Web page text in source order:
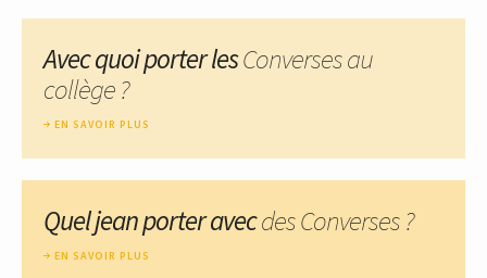
Avec quoi porter lesConverses au
collège ?
EN SAVOIR PLUS
Quel jean porter avecdes Converses ?
EN SAVOIR PLUS